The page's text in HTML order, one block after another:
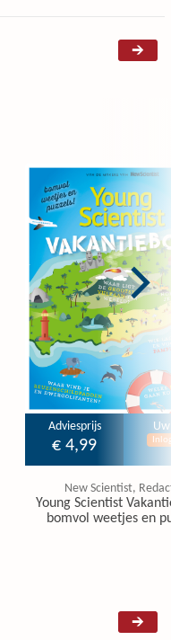
Adviesprijs
€ 4,99
New Scientist,
Young Scientist
bomvol weetjes en